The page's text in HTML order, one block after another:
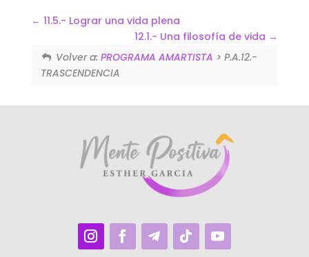
11.5.- Lograr una vida plena
12.1.- Una filosofía de vida
Volver a:PROGRAMA AMARTISTA > P.A.12.-
TRASCENDENCIA